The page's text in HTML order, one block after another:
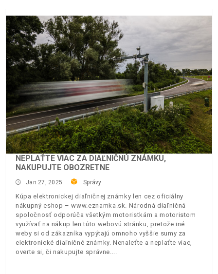
NEPLAŤTE VIAC ZA DIAĽNIČNÚ ZNÁMKU,
NAKUPUJTE OBOZRETNE
Jan 27, 2025 Správy
Kúpa elektronickej diaľničnej známky len cez oficiálny
nákupný eshop – www.eznamka.sk. Národná diaľničná
spoločnosť odporúča všetkým motoristkám a motoristom
využívať na nákup len túto webovú stránku, pretože iné
weby si od zákazníka vypýtajú omnoho vyššie sumy za
elektronické diaľničné známky. Nenaleťte a neplaťte viac,
overte si, či nakupujte správne.